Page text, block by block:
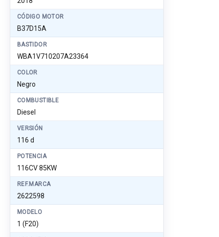
CÓDIGO MOTOR
B37D15A
BASTIDOR
WBA1V710207A23364
COLOR
Negro
COMBUSTIBLE
Diesel
VERSIÓN
116 d
POTENCIA
116CV 85KW
REF.MARCA
2622598
MODELO
1 (F20)